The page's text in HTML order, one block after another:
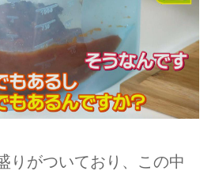
りがついており、この中